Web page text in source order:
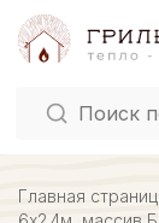
Главная